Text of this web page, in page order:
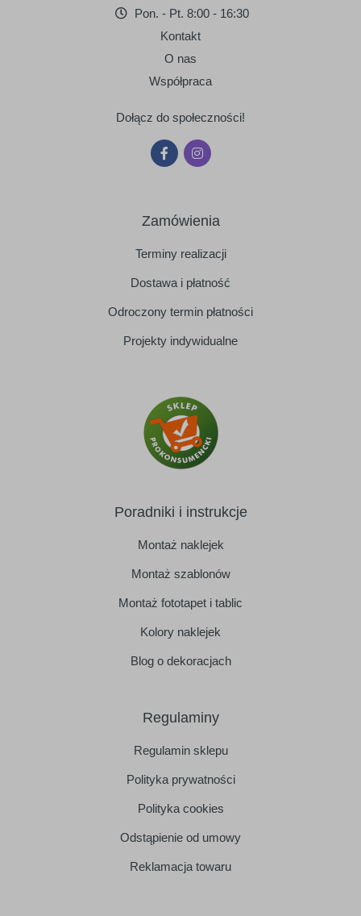
Pon. - Pt. 8:00 - 16:30
Kontakt
O nas
Współpraca
Dołącz do społeczności!
Zamówienia
Terminy realizacji
Dostawa i płatność
Odroczony termin płatności
Projekty indywidualne
Poradniki i instrukcje
Montaż naklejek
Montaż szablonów
Montaż fototapet i tablic
Kolory naklejek
Blog o dekoracjach
Regulaminy
Regulamin sklepu
Polityka prywatności
Polityka cookies
Odstąpienie od umowy
Reklamacja towaru